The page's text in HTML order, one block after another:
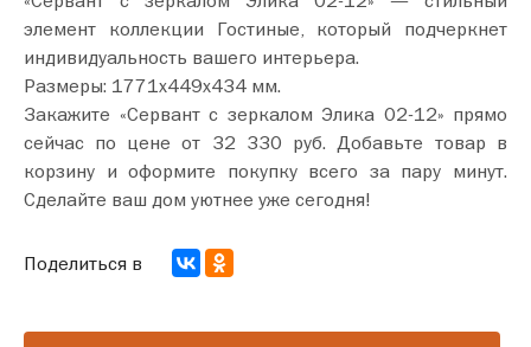
элемент коллекции Гостиные, который подчеркнет
индивидуальность вашего интерьера.
Размеры: 1771х449х434 мм.
Закажите «Сервант с зеркалом Элика 02-12» прямо
сейчас по цене от 32 330 руб. Добавьте товар в
корзину и оформите покупку всего за пару минут.
Сделайте ваш дом уютнее уже сегодня!
Поделиться в